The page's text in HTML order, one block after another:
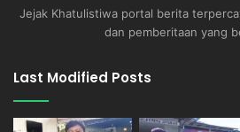
Jejak Khatulistiwa portal berita
dan pemberitaan yang
Last Modified Posts